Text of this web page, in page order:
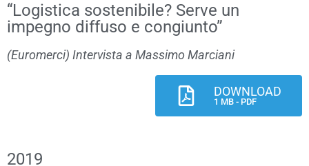
“Logistica sostenibile? Serve un
impegno diffuso e congiunto”
(Euromerci) Intervista a Massimo Marciani
DOWNLOAD
1 MB - PDF
2019